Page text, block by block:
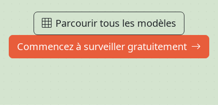
Parcourir tous les modèles
Commencez à surveiller gratuitement